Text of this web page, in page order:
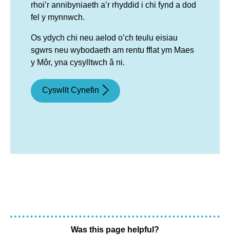
rhoi’r annibyniaeth a’r rhyddid i chi fynd a dod
fel y mynnwch.
Os ydych chi neu aelod o’ch teulu eisiau
sgwrs neu wybodaeth am rentu fflat ym Maes
y Môr, yna cysylltwch â ni.
Cyswllt Cynefin
Was this page helpful?